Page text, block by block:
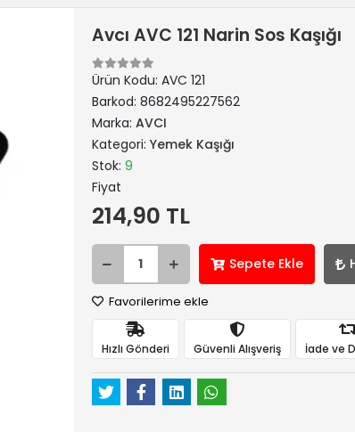
Avcı AVC 121 Narin Sos Kaşığı
Ürün Kodu: AVC 121
Barkod: 8682495227562
Marka: AVCI
Kategori: Yemek Kaşığı
Stok: 9
Fiyat
214,90 TL
Sepete Ekle
Favorilerime ekle
Hızlı Gönderi Güvenli Alışveriş İade ve